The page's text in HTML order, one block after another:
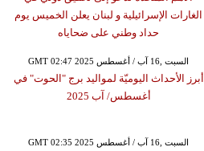
الغارات الإسرائيلية و لبنان يعلن الخميس يوم
حداد وطني على ضحاياه
GMT 02:47 2025 السبت ,16 آب / أغسطس
أبرز الأحداث اليوميّة لمواليد برج "الحوت" في
أغسطس/ آب 2025
GMT 02:35 2025 السبت ,16 آب / أغسطس